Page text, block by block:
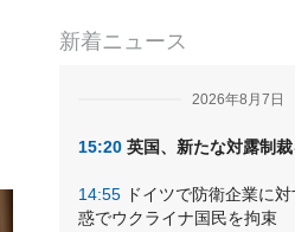
購読
新着ニュース
2026年8月7日
15:20 英国、新たな対露制
14:55 ドイツで防衛企業に
惑でウクライナ国民を拘束